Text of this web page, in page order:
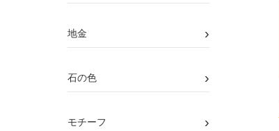
地金 ›
石の色 ›
モチーフ ›